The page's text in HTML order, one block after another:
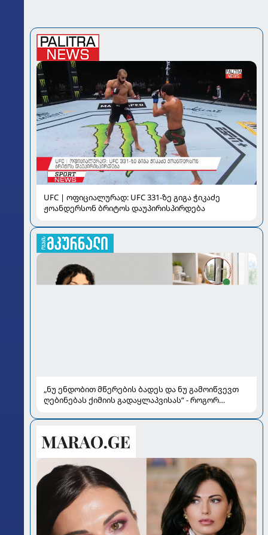
UFC | ოფიციალურად: UFC 331-ზე გიგა ჭიკაძე
ჟოანდერსონ ბრიტოს დაუპირისპირდება
„ნუ ენდობით მწერების ბადეს და ნუ გამოიწვევთ
ღებინებას ქიმიის გადაყლაპვისას“ - როგორ
სალომე ახვლედიანის რჩევები